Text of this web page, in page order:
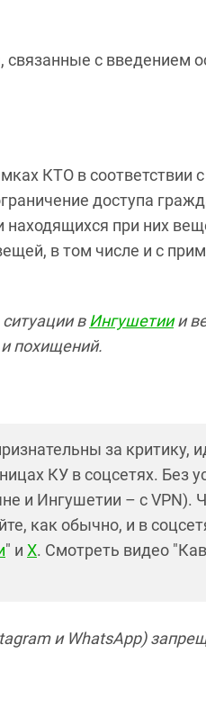
с введением
КТО в соответствии
доступа
находящихся при них
в том числе и с
в Ингушетиии
похищений.
за критику,
КУ в соцсетях. Без
и Ингушетии – с VPN).
как обычно, и в
" и X. Смотреть видео
и WhatsApp)